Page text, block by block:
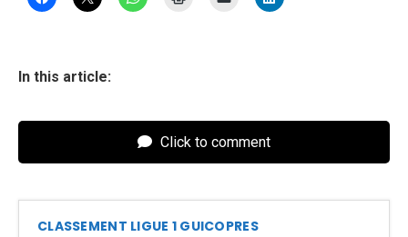
In this article:
Click to comment
CLASSEMENT LIGUE 1 GUICOPRES